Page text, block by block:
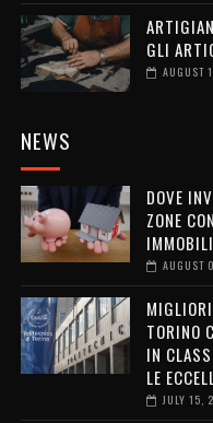
GLI
AUGUST
NEWS
DOVE
ZONE
AUGUST
TORINO
IN
LE
JULY 15,